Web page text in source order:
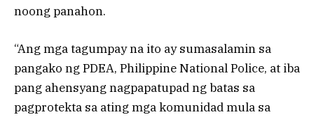
noong panahon.
“Ang mga tagumpay na ito ay sumasalamin sa
pangako ng PDEA, Philippine National Police, at iba
pang ahensyang nagpapatupad ng batas sa
pagprotekta sa ating mga komunidad mula sa